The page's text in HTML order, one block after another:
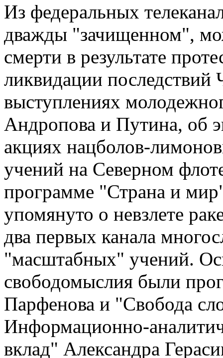
Из федеральных
дважды "зачищенном",
смерти в результате
ликвидации последствий
выступлениях
Андропова и Путина, об
акциях нацболов-
учений на Северном
программе "Страна и
упомянуто о невзлете
два первых канала
"масштабных" учений.
свободомыслия были
Парфенова и "Свобода
Информационно-
вклад" Александра